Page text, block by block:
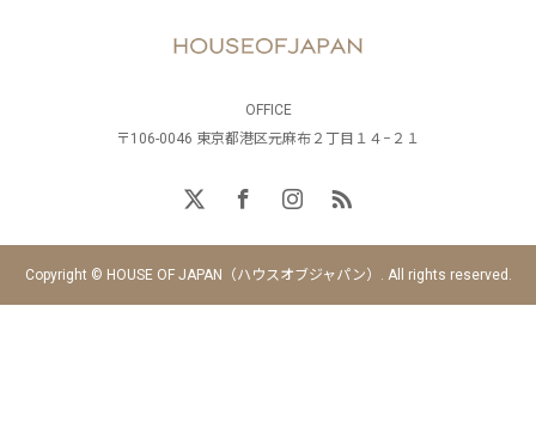
OFFICE
〒106-0046 東京都港区元麻布２丁目１４−２１
Copyright © HOUSE OF JAPAN（ハウスオブジャパン）. All rights reserved.